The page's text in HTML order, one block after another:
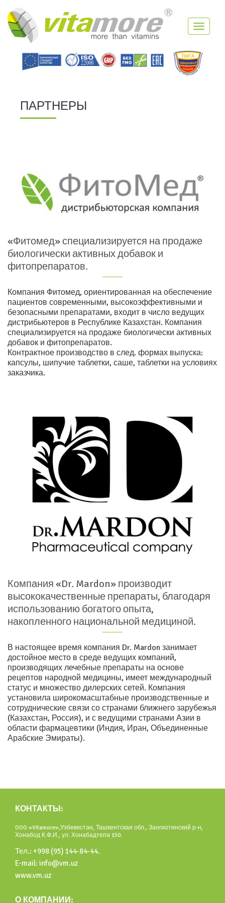
Toggle
ПАРТНЕРЫ
«Фитомед» специализируется на продаже
биологически активных добавок и
фитопрепаратов.
Компания Фитомед, ориентированная на обеспечение
пациентов современными, высокоэффективными и
безопасными препаратами, входит в число ведущих
дистрибьютеров в Республике Казахстан. Компания
специализируется на продаже биологически активных
добавок и фитопрепаратов.
Контрактное производство в след. формах выпуска:
капсулы, шипучие таблетки, саше, таблетки на условиях
заказчика.
Компания «Dr. Mardon» производит
высококачественные препараты, благодаря
использованию богатого опыта,
накопленного национальной медициной.
В настоящее время компания Dr. Mardon занимает
достойное место в среде ведущих компаний,
производящих лечебные препараты на основе
рецептов народной медицины, имеет международный
статус и множество дилерских сетей. Компания
установила широкомасштабные производственные и
сотруднические связи со странами ближнего зарубежья
(Казахстан, Россия), и с ведущими странами Азии в
области фармацевтики (Индия, Иран, Объединенные
Арабские Эмираты).
КОНТАКТЫ:
OOO «Vitamore»,Узбекистан, Ташкентская обл., Зангиотинский р-н,
Хонабод К.Ф.И., ул. Хонабадтепа 150.
Тел.: +998 (95) 144-84-44.
E-mail: info@vm.uz
www.vm.uz
О КОМПАНИИ: